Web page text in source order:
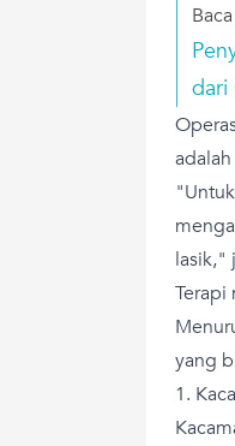
dari
lasik,"
Terapi
yang
1.